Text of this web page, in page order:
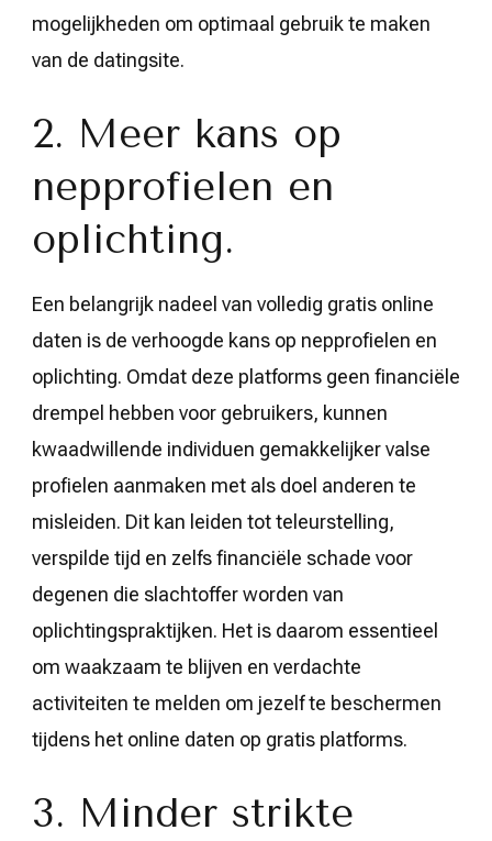
mogelijkheden om optimaal gebruik te maken
van de datingsite.
2. Meer kans op
nepprofielen en
oplichting.
Een belangrijk nadeel van volledig gratis online
daten is de verhoogde kans op nepprofielen en
oplichting. Omdat deze platforms geen financiële
drempel hebben voor gebruikers, kunnen
kwaadwillende individuen gemakkelijker valse
profielen aanmaken met als doel anderen te
misleiden. Dit kan leiden tot teleurstelling,
verspilde tijd en zelfs financiële schade voor
degenen die slachtoffer worden van
oplichtingspraktijken. Het is daarom essentieel
om waakzaam te blijven en verdachte
activiteiten te melden om jezelf te beschermen
tijdens het online daten op gratis platforms.
3. Minder strikte